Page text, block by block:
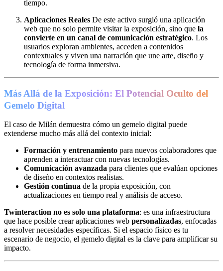
tiempo.
Aplicaciones Reales De este activo surgió una aplicación
web que no solo permite visitar la exposición, sino que la
convierte en un canal de comunicación estratégico. Los
usuarios exploran ambientes, acceden a contenidos
contextuales y viven una narración que une arte, diseño y
tecnología de forma inmersiva.
Más Allá de la Exposición: El Potencial Oculto del
Gemelo Digital
El caso de Milán demuestra cómo un gemelo digital puede
extenderse mucho más allá del contexto inicial:
Formación y entrenamiento para nuevos colaboradores que
aprenden a interactuar con nuevas tecnologías.
Comunicación avanzada para clientes que evalúan opciones
de diseño en contextos realistas.
Gestión continua de la propia exposición, con
actualizaciones en tiempo real y análisis de acceso.
Twinteraction no es solo una plataforma: es una infraestructura
que hace posible crear aplicaciones web personalizadas, enfocadas
a resolver necesidades específicas. Si el espacio físico es tu
escenario de negocio, el gemelo digital es la clave para amplificar su
impacto.